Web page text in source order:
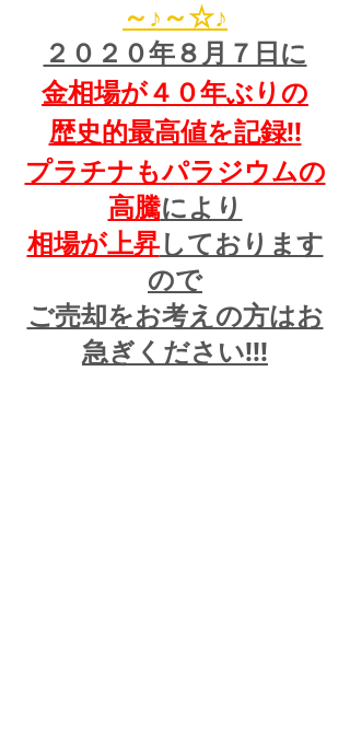
～♪～☆♪
２０２０年８月７日に
金相場が４０年ぶりの
歴史的最高値を記録!!
プラチナもパラジウムの
高騰により
相場が上昇しております
ので
ご売却をお考えの方はお
急ぎください!!!